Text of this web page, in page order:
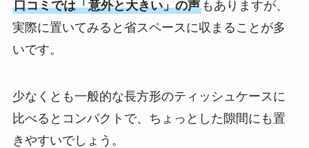
口コミでは「意外と大きい」の声もありますが、
実際に置いてみると省スペースに収まることが多
いです。
少なくとも一般的な長方形のティッシュケースに
比べるとコンパクトで、ちょっとした隙間にも置
きやすいでしょう。